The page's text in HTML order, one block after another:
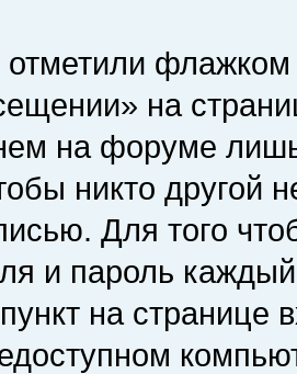
флажком
на
на форуме
никто другой
Для того
и пароль
на